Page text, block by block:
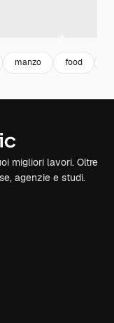
manzo food
migliori lavori. Oltre
agenzie e studi.